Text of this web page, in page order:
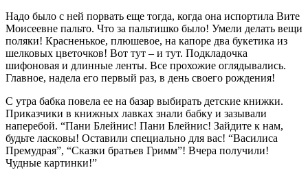
Надо было с ней порвать еще тогда, когда она испортила Вите
Моисеевне пальто. Что за пальтишко было! Умели делать вещи
поляки! Красненькое, плюшевое, на капоре два букетика из
шелковых цветочков! Вот тут – и тут. Подкладочка
шифоновая и длинные ленты. Все прохожие оглядывались.
Главное, надела его первый раз, в день своего рождения!
С утра бабка повела ее на базар выбирать детские книжки.
Приказчики в книжных лавках знали бабку и зазывали
наперебой. “Пани Блейнис! Пани Блейнис! Зайдите к нам,
будьте ласковы! Оставили специально для вас! “Василиса
Премудрая”, “Сказки братьев Гримм”! Вчера получили!
Чудные картинки!”